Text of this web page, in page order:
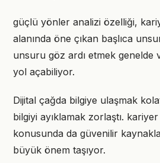
güçlü yönler analizi özelliği,
alanında öne çıkan başlıca
unsuru göz ardı etmek genelde
yol açabiliyor.
Dijital çağda bilgiye ulaşmak
bilgiyi ayıklamak zorlaştı.
konusunda da güvenilir
büyük önem taşıyor.